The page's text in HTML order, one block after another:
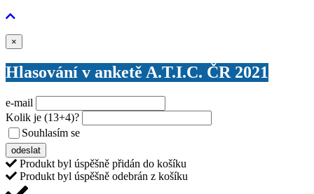
×
Hlasování v anketě A.T.I.C. ČR 2021
e-mail
Kolik je (13+4)?
Souhlasím se
odeslat
Produkt byl úspěšně přidán do košíku
Produkt byl úspěšně odebrán z košíku